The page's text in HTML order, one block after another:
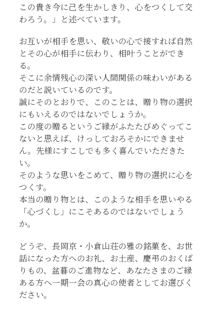
この貴き今に己を生かしきり、心をつくして交
わろう。」と述べています。
お互いが相手を思い、敬いの心で接すれば自然
とその心が相手に伝わり、相叶うことができ
る。
そこに余情残心の深い人間関係の味わいがある
のだと説いているのです。
誠にそのとおりで、このことは、贈り物の選択
にもいえるのではないでしょうか。
この度の贈るというご縁がふたたびめぐってこ
ないと思えば、けっしておろそかにできませ
ん。先様にすこしでも多く喜んでいただきた
い。
そのような思いをこめて、贈り物の選択に心を
つくす。
本当の贈り物とは、このような相手を思いやる
「心づくし」にこそあるのではないでしょう
か。
どうぞ、長岡京・小倉山荘の雅の銘菓を、お世
話になった方へのお礼、お土産、慶弔のおくば
りもの、盆暮のご進物など、あなたさまのご縁
ある方へ一期一会の真心の使者としてお選びく
ださい。